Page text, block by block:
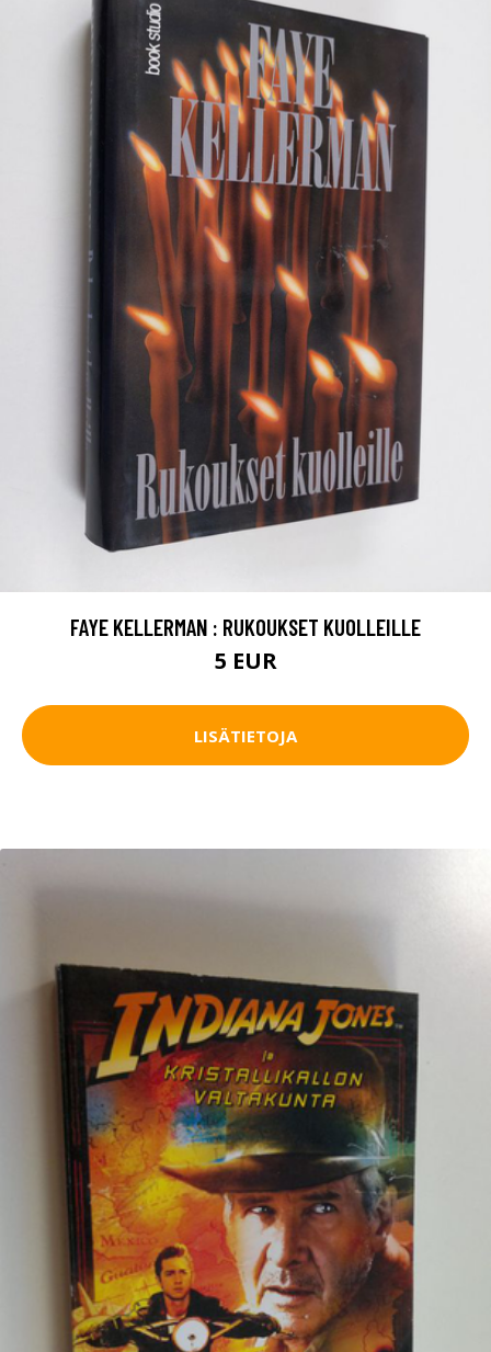
FAYE KELLERMAN : RUKOUKSET KUOLLEILLE
5 EUR
LISÄTIETOJA